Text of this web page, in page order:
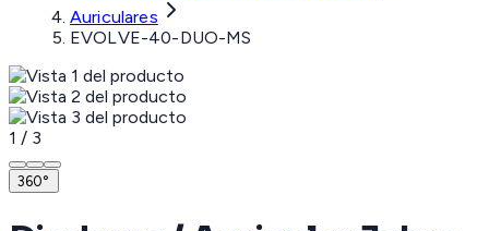
Auriculares
EVOLVE-40-DUO-MS
1 / 3
360°